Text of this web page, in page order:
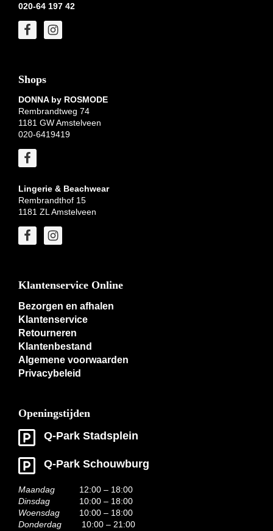
020-64 197 42
Shops
DONNA by ROSMODE
Rembrandtweg 74
1181 GW Amstelveen
020-6419419
Lingerie & Beachwear
Rembrandthof 15
1181 ZL Amstelveen
Klantenservice Online
Bezorgen en afhalen
Klantenservice
Retourneren
Klantenbestand
Algemene voorwaarden
Privacybeleid
Openingstijden
Q-Park Stadsplein
Q-Park Schouwburg
Maandag
12:00 – 18:00
Dinsdag
10:00 – 18:00
Woensdag
10:00 – 18:00
Donderdag
10:00 – 21:00